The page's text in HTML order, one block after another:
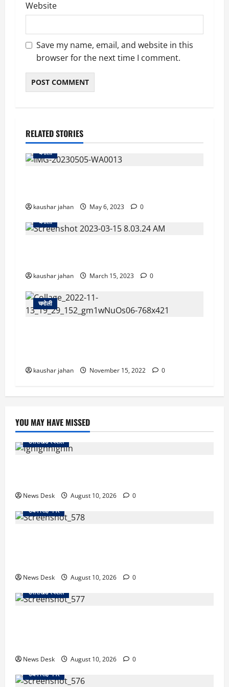
Website
Save my name, email, and website in this
browser for the next time I comment.
RELATED STORIES
चमोली
kaushar jahan May 6, 2023
0
चमोली
kaushar jahan March 15, 2023 0
चमोली
kaushar jahan November 15, 2022 0
YOU MAY HAVE MISSED
उत्तराखंड स्पेशल
News Desk August 10, 2026
0
उधम सिंह नगर
News Desk August 10, 2026
0
उत्तराखंड स्पेशल
News Desk August 10, 2026
0
उधम सिंह नगर